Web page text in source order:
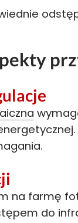
na farmę
do